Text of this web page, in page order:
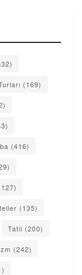
(169)
(416)
(135)
Tatil (200)
(242)